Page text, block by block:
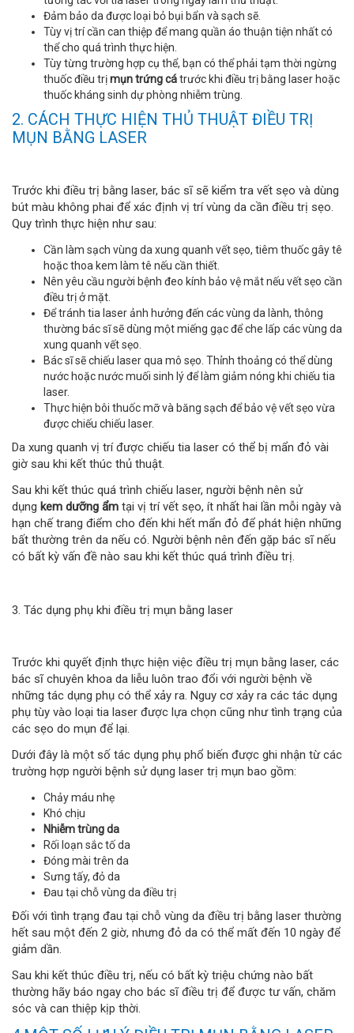
Đảm bảo da được loại bỏ bụi bẩn và sạch sẽ.
Tùy vị trí cần can thiệp để mang quần áo thuận tiện nhất có
thể cho quá trình thực hiện.
Tùy từng trường hợp cụ thể, bạn có thể phải tạm thời ngừng
thuốc điều trịmụn trứng cátrước khi điều trị bằng laser hoặc
thuốc kháng sinh dự phòng nhiễm trùng.
2. CÁCH THỰC HIỆN THỦ THUẬT ĐIỀU TRỊ
MỤN BẰNG LASER
Trước khi điều trị bằng laser, bác sĩ sẽ kiểm tra vết sẹo và dùng
bút màu không phai để xác định vị trí vùng da cần điều trị sẹo.
Quy trình thực hiện như sau:
Cần làm sạch vùng da xung quanh vết sẹo, tiêm thuốc gây tê
hoặc thoa kem làm tê nếu cần thiết.
Nên yêu cầu người bệnh đeo kính bảo vệ mắt nếu vết sẹo cần
điều trị ở mặt.
Để tránh tia laser ảnh hưởng đến các vùng da lành, thông
thường bác sĩ sẽ dùng một miếng gạc để che lấp các vùng da
xung quanh vết sẹo.
Bác sĩ sẽ chiếu laser qua mô sẹo. Thỉnh thoảng có thể dùng
nước hoặc nước muối sinh lý để làm giảm nóng khi chiếu tia
laser.
Thực hiện bôi thuốc mỡ và băng sạch để bảo vệ vết sẹo vừa
được chiếu chiếu laser.
Da xung quanh vị trí được chiếu tia laser có thể bị mẩn đỏ vài
giờ sau khi kết thúc thủ thuật.
Sau khi kết thúc quá trình chiếu laser, người bệnh nên sử
dụng kem dưỡng ẩm tại vị trí vết sẹo, ít nhất hai lần mỗi ngày và
hạn chế trang điểm cho đến khi hết mẩn đỏ để phát hiện những
bất thường trên da nếu có. Người bệnh nên đến gặp bác sĩ nếu
có bất kỳ vấn đề nào sau khi kết thúc quá trình điều trị.
3. Tác dụng phụ khi điều trị mụn bằng laser
Trước khi quyết định thực hiện việc điều trị mụn bằng laser, các
bác sĩ chuyên khoa da liễu luôn trao đổi với người bệnh về
những tác dụng phụ có thể xảy ra. Nguy cơ xảy ra các tác dụng
phụ tùy vào loại tia laser được lựa chọn cũng như tình trạng của
các sẹo do mụn để lại.
Dưới đây là một số tác dụng phụ phổ biến được ghi nhận từ các
trường hợp người bệnh sử dụng laser trị mụn bao gồm:
Chảy máu nhẹ
Khó chịu
Nhiễm trùng da
Rối loạn sắc tố da
Đóng mài trên da
Sưng tấy, đỏ da
Đau tại chỗ vùng da điều trị
Đối với tình trạng đau tại chỗ vùng da điều trị bằng laser thường
hết sau một đến 2 giờ, nhưng đỏ da có thể mất đến 10 ngày để
giảm dần.
Sau khi kết thúc điều trị, nếu có bất kỳ triệu chứng nào bất
thường hãy báo ngay cho bác sĩ điều trị để được tư vấn, chăm
sóc và can thiệp kịp thời.